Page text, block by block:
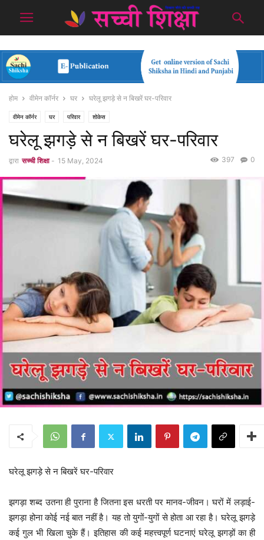
होम वीमेन कॉर्नर घर घरेलू झगड़े से न बिखरें घर-परिवार
वीमेन कॉर्नर घर परिवार शोकेस
घरेलू झगड़े से न बिखरें घर-परिवार
द्वारा सच्ची शिक्षा - 15 May, 2024 0
397
घरेलू झगड़े से न बिखरें घर-परिवार
झगड़ा शब्द उतना ही पुराना है जितना इस धरती पर मानव-जीवन। घरों में लड़ाई-
झगड़ा होना कोई नई बात नहीं है। यह तो युगों-युगों से होता आ रहा है। घरेलू झगड़े
कई गुल भी खिला चुके हैं। इतिहास की कई महत्त्वपूर्ण घटनाएं घरेलू झगड़ों का ही